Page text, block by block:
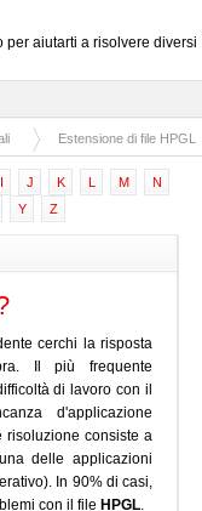
per aiutarti a risolvere diversi
Estensione di file HPGL
I J K L M
N
Y Z
cerchi la risposta
Il più frequente
di lavoro con il
d'applicazione
risoluzione consiste a
delle applicazioni
In 90% di casi,
con il file HPGL.